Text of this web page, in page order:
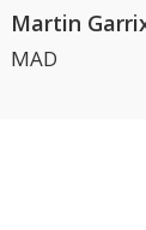
Martin
MAD